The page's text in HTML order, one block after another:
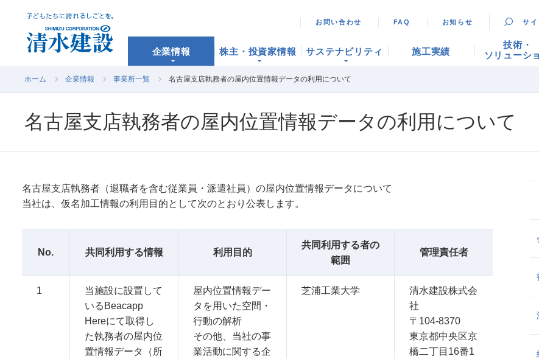
お問い合わせ FAQ お知らせ サ
企業情報 株主・投資家情報 サステナビリティ 施工実績
技術・
ソリューシ
ホーム 企業情報 事業所一覧 名古屋支店執務者の屋内位置情報データの利用について
名古屋支店執務者の屋内位置情報データの利用について
名古屋支店執務者（退職者を含む従業員・派遣社員）の屋内位置情報データについて
当社は、仮名加工情報の利用目的として次のとおり公表します。
No. 共同利用する情報 利用目的
共同利用する者の
範囲
管理責任者
1
当施設に設置して
いるBeacapp
Hereにて取得し
た執務者の屋内位
置情報データ（所
屋内位置情報デー
タを用いた空間・
行動の解析
その他、当社の事
業活動に関する企
芝浦工業大学
清水建設株式会
社
〒104-8370
東京都中央区京
橋二丁目16番1